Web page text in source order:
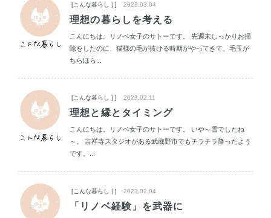
[こんな暮らし | ] 2023.03.04
理想の暮らしを考える
こんにちは。リノベ女子のサトーです。 先週末しっかりお掃
除をしたのに、猫様の毛が抜ける時期がやってきて、毛玉が
ちらほら...
[こんな暮らし | ] 2023.02.11
理想と縁とタイミング
こんにちは。リノベ女子のサトーです。 いや～雪でしたね
～。 吉祥寺スタジオがある武蔵野市でもチラチラ降ったよう
です。...
[こんな暮らし | ] 2023.02.04
「リノベ経験」を武器に